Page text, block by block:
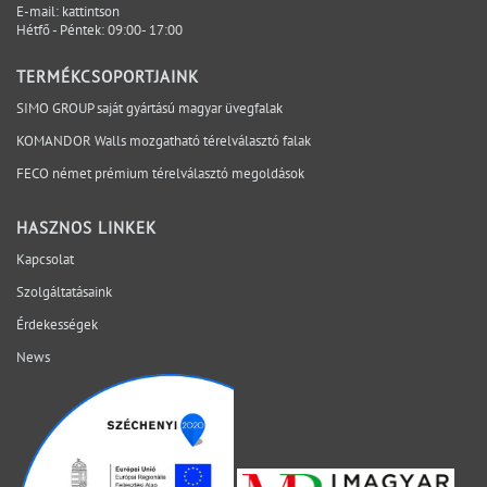
kritikus kérdések időben láthatóvá válnak, a
felelősségi pontok egyértelműek, és a döntések a
megfelelő projektfázisban születnek meg. A SIMO a
rendszerben vizsgálja, hogy a bizonytalanság ne a
helyszínen váljon láthatóvá. Mely kérdéseket érdemes
lezárni még az ajánlatkérés előtt? Egyeztessen műszaki
E-mail: kattintson
Hétfő - Péntek: 09:00- 17:00
TERMÉKCSOPORTJAINK
SIMO GROUP saját gyártású magyar üvegfalak
KOMANDOR Walls mozgatható térelválasztó falak
FECO német prémium térelválasztó megoldások
HASZNOS LINKEK
Kapcsolat
Szolgáltatásaink
Érdekességek
News